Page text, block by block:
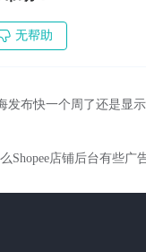
无帮助
发布快一个周了还是显
Shopee店铺后台有些广